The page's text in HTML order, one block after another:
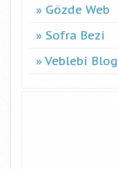
Gözde Web
Sofra Bezi
Veblebi